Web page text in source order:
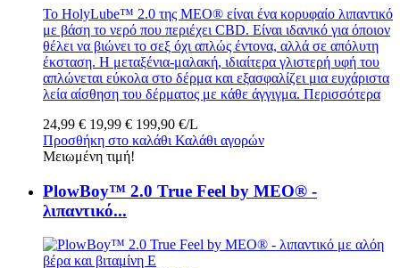
Το HolyLube™ 2.0 της MEO® είναι ένα κορυφαίο λιπαντικό
με βάση το νερό που περιέχει CBD. Είναι ιδανικό για όποιον
θέλει να βιώνει το σεξ όχι απλώς έντονα, αλλά σε απόλυτη
έκσταση. Η μεταξένια-μαλακή, ιδιαίτερα γλιστερή υφή του
απλώνεται εύκολα στο δέρμα και εξασφαλίζει μια ευχάριστα
λεία αίσθηση του δέρματος με κάθε άγγιγμα. Περισσότερα
24,99 € 19,99 € 199,90 €/L
Προσθήκη στο καλάθι Καλάθι αγορών
Μειωμένη τιμή!
PlowBoy™ 2.0 True Feel by MEO® -
λιπαντικό...